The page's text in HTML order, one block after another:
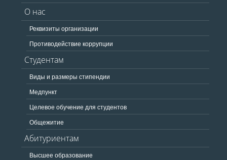
О нас
Реквизиты организации
Противодействие коррупции
Студентам
Виды и размеры стипендии
Медпункт
Целевое обучение для студентов
Общежитие
Абитуриентам
Высшее образование